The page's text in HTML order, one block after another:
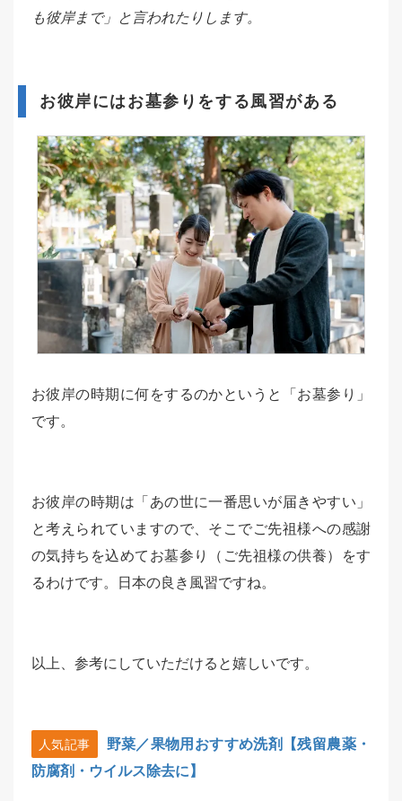
も彼岸まで」と言われたりします。
お彼岸にはお墓参りをする風習がある
お彼岸の時期に何をするのかというと「お墓参り」
です。
お彼岸の時期は「あの世に一番思いが届きやすい」
と考えられていますので、そこでご先祖様への感謝
の気持ちを込めてお墓参り（ご先祖様の供養）をす
るわけです。日本の良き風習ですね。
以上、参考にしていただけると嬉しいです。
人気記事
野菜／果物用おすすめ洗剤【残留農薬・
防腐剤・ウイルス除去に】